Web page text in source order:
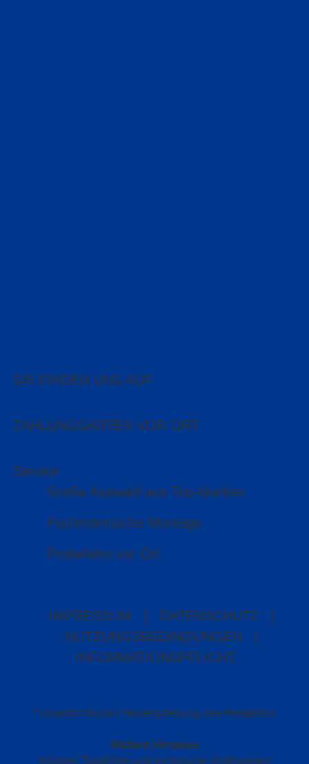
SIE FINDEN UNS AUF
ZAHLUNGSARTEN VOR ORT
Service
Große Auswahl aus Top-Marken
Fachmännische Montage
Probefahrt vor Ort
IMPRESSUM DATENSCHUTZ
NUTZUNGSBEDINGUNGEN
INFORMATIONSPFLICHT
* Unverbindliche Preisempfehlung des Herstellers
Weitere Hinweise
Irrtümer, Tippfehler und technische Änderungen